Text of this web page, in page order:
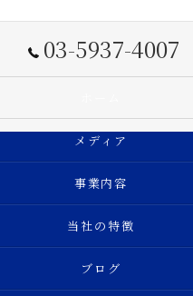
03-5937-4007
メディア
事業内容
当社の特徴
ブログ